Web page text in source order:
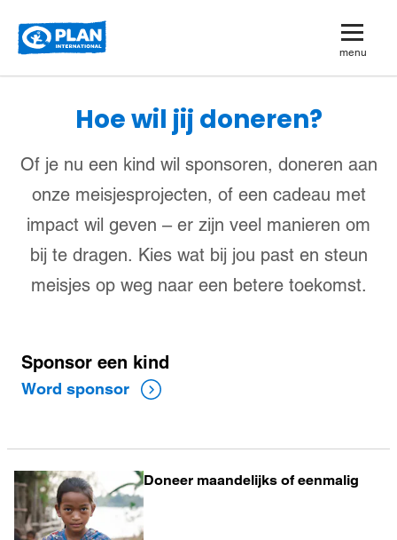
menu
Hoe wil jij doneren?
Of je nu een kind wil sponsoren, doneren aan
onze meisjesprojecten, of een cadeau met
impact wil geven – er zijn veel manieren om
bij te dragen. Kies wat bij jou past en steun
meisjes op weg naar een betere toekomst.
Sponsor een kind
Word sponsor
Word
sponsor
Doneer maandelijks of eenmalig
Doneer
nu